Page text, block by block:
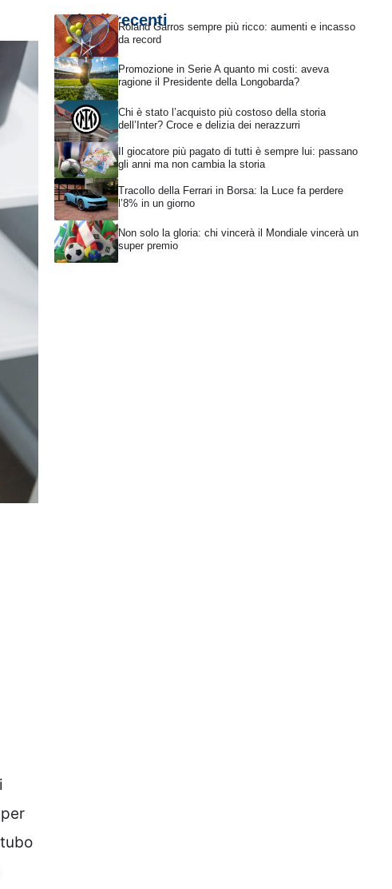
Articoli recentiRoland Garros sempre più ricco: aumenti e incasso
da record
Promozione in Serie A quanto mi costi: aveva
ragione il Presidente della Longobarda?
Chi è stato l’acquisto più costoso della storia
dell’Inter? Croce e delizia dei nerazzurri
Il giocatore più pagato di tutti è sempre lui: passano
gli anni ma non cambia la storia
Tracollo della Ferrari in Borsa: la Luce fa perdere
l’8% in un giorno
Non solo la gloria: chi vincerà il Mondiale vincerà un
super premio